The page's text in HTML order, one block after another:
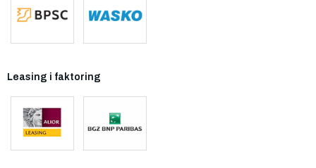
Leasing i faktoring